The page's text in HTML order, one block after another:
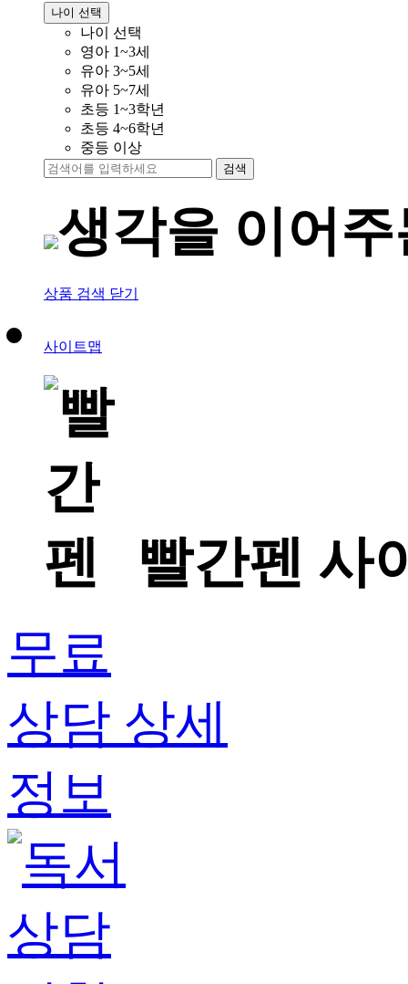
나이 선택
나이 선택
영아 1~3세
유아 3~5세
유아 5~7세
초등 1~3학년
초등 4~6학년
중등 이상
검색
생각을 이어
상품 검색 닫기
사이트맵
빨간펜 사
무료
상담 상세
정보